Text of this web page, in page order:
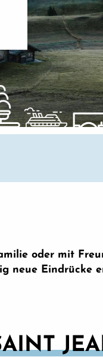
oder mit
neue Eindrücke